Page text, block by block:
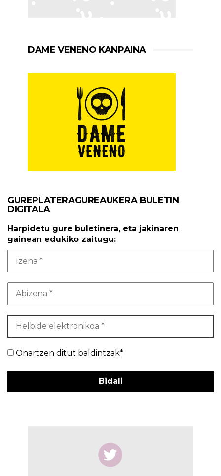
DAME VENENO KANPAINA
GUREPLATERAGUREAUKERA BULETIN
DIGITALA
Harpidetu gure buletinera, eta jakinaren
gainean edukiko zaitugu:
Onartzen ditut baldintzak*